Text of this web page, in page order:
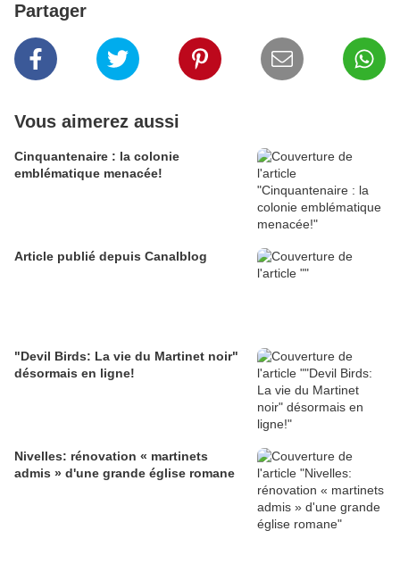
Partager
Vous aimerez aussi
Cinquantenaire : la colonie
emblématique menacée!
Article publié depuis Canalblog
"Devil Birds: La vie du Martinet noir"
désormais en ligne!
Nivelles: rénovation « martinets
admis » d'une grande église romane